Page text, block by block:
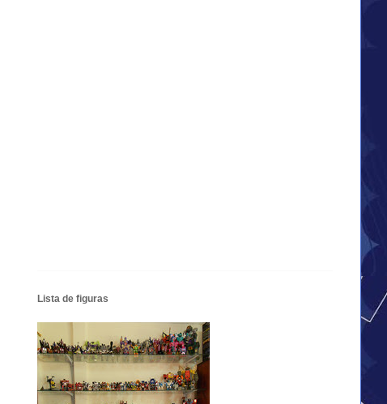
Lista de figuras